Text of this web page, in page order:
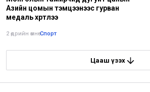
Азийн цомын тэмцээнээс гурван
медаль хүртлээ
2 өдрийн өмнө•Спорт
Цааш үзэх